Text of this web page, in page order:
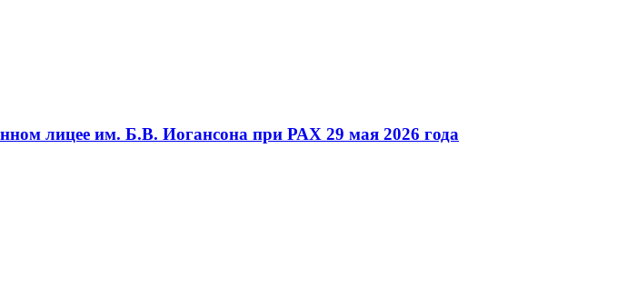
лицее им. Б.В. Иогансона при РАХ 29 мая 2026 года